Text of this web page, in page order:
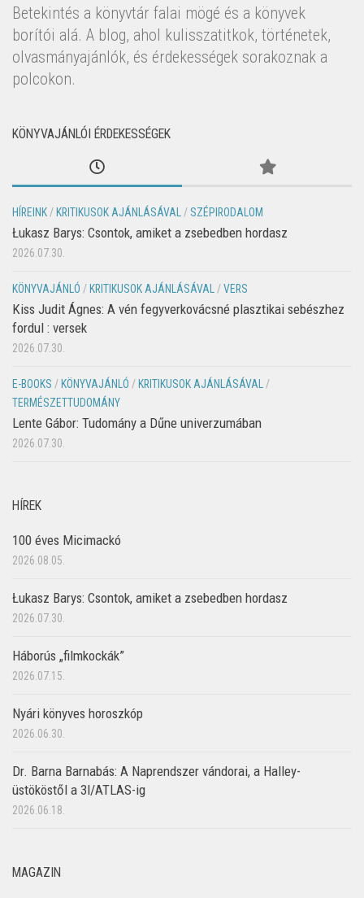
Betekintés a könyvtár falai mögé és a könyvek
borítói alá. A blog, ahol kulisszatitkok, történetek,
olvasmányajánlók, és érdekességek sorakoznak a
polcokon.
KÖNYVAJÁNLÓI ÉRDEKESSÉGEK
HÍREINK / KRITIKUSOK AJÁNLÁSÁVAL / SZÉPIRODALOM
Łukasz Barys: Csontok, amiket a zsebedben hordasz
2026.07.30.
KÖNYVAJÁNLÓ / KRITIKUSOK AJÁNLÁSÁVAL /VERS
Kiss Judit Ágnes: A vén fegyverkovácsné plasztikai sebészhez
fordul : versek
2026.07.30.
E-BOOKS / KÖNYVAJÁNLÓ / KRITIKUSOK AJÁNLÁSÁVAL
/
TERMÉSZETTUDOMÁNY
Lente Gábor: Tudomány a Dűne univerzumában
2026.07.30.
HÍREK
100 éves Micimackó
2026.08.05.
Łukasz Barys: Csontok, amiket a zsebedben hordasz
2026.07.30.
Háborús „filmkockák”
2026.07.15.
Nyári könyves horoszkóp
2026.06.30.
Dr. Barna Barnabás: A Naprendszer vándorai, a Halley-
üstököstől a 3I/ATLAS-ig
2026.06.18.
MAGAZIN